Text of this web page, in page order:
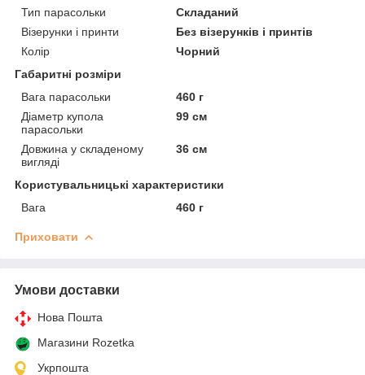
Тип парасольки
Складаний
Візерунки і принти
Без візерунків і принтів
Колір
Чорний
Габаритні розміри
Вага парасольки
460 г
Діаметр купола
парасольки
99 см
Довжина у складеному
вигляді
36 см
Користувальницькі характеристики
Вага
460 г
Приховати
Умови доставки
Нова Пошта
Магазини Rozetka
Укрпошта